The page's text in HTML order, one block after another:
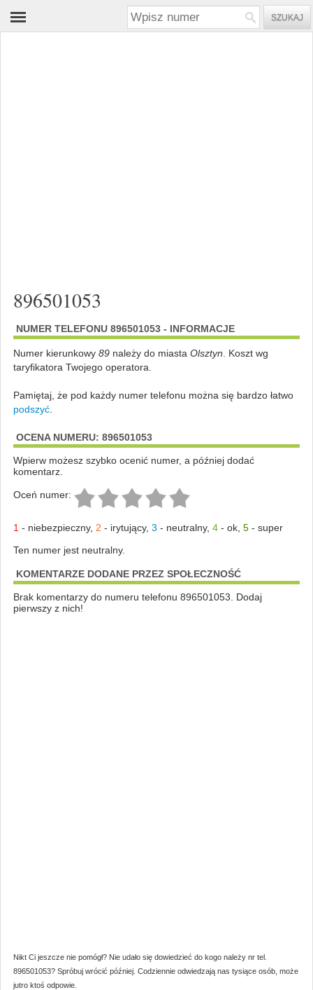
896501053
NUMER TELEFONU 896501053 - INFORMACJE
Numer kierunkowy 89należy do miasta Olsztyn . Koszt wg
taryfikatora Twojego operatora.
Pamiętaj, że pod każdy numer telefonu można się bardzo łatwo
podszyć.
OCENA NUMERU: 896501053
Wpierw możesz szybko ocenić numer, a później dodać
komentarz.
Oceń numer:
1 - niebezpieczny, 2 - irytujący, 3 - neutralny, 4- ok, 5- super
Ten numer jest neutralny.
KOMENTARZE DODANE PRZEZ SPOŁECZNOŚĆ
Brak komentarzy do numeru telefonu 896501053. Dodaj
pierwszy z nich!
Nikt Ci jeszcze nie pomógł? Nie udało się dowiedzieć do kogo należy nr tel.
896501053? Spróbuj wrócić później. Codziennie odwiedzają nas tysiące osób, może
jutro ktoś odpowie.